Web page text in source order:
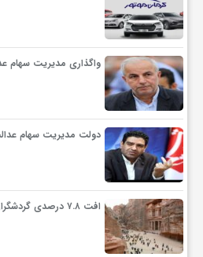
واگذاری مدیریت سهام
دولت مدیریت سهام
افت ۷.۸ درصدی گردشگران در اردن/ درآمد…